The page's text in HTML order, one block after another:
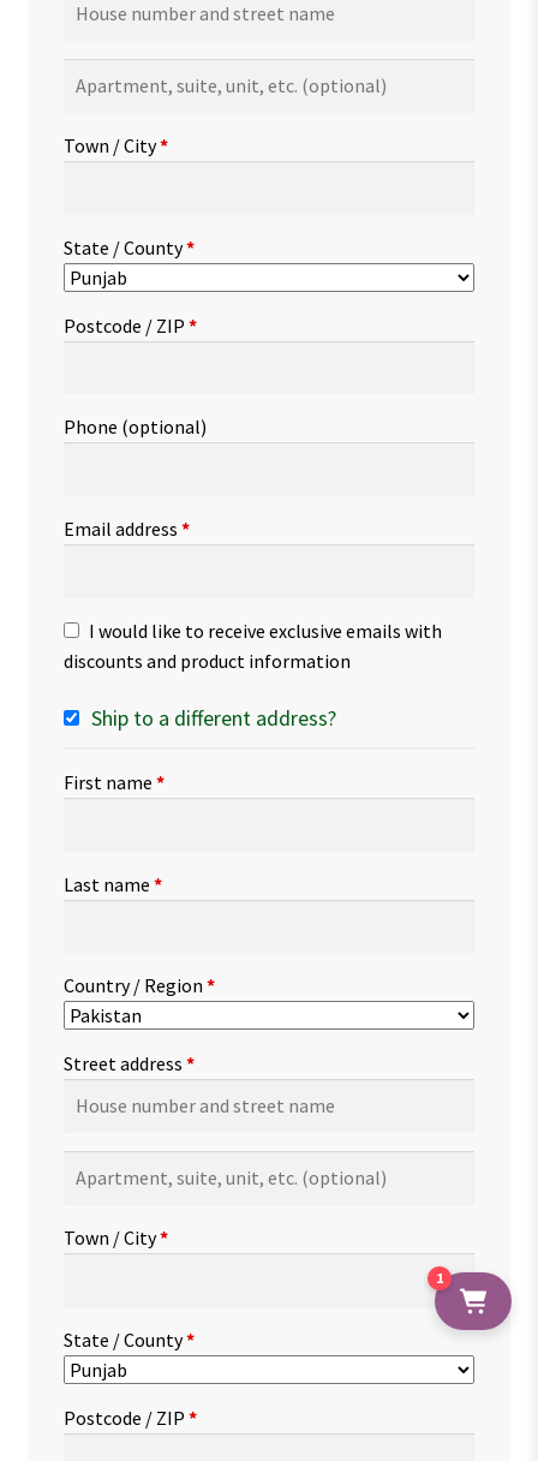
suite,
etc.(optional)
Town / City*
State / County*
Postcode / ZIP *
Phone (optional)
Email address *
I would like to receive exclusive emails with
discounts and product information
Ship to a different address?
First name *
Last name *
Country / Region *
Street address *
suite,
etc.(optional)
Town / City*
State / County*
Postcode / ZIP *
1